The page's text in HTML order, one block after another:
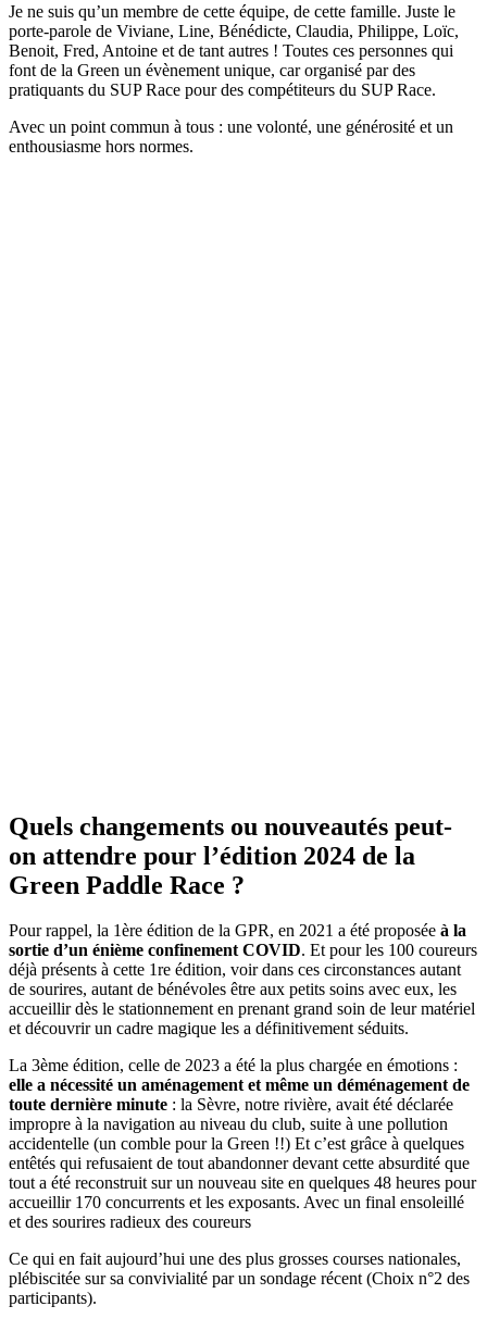
Je ne suis qu’un membre de cette équipe, de cette famille. Juste le
porte-parole de Viviane, Line, Bénédicte, Claudia, Philippe, Loïc,
Benoit, Fred, Antoine et de tant autres ! Toutes ces personnes qui
font de la Green un évènement unique, car organisé par des
pratiquants du SUP Race pour des compétiteurs du SUP Race.
Avec un point commun à tous : une volonté, une générosité et un
enthousiasme hors normes.
Quels changements ou nouveautés peut-
on attendre pour l’édition 2024 de la
Green Paddle Race ?
Pour rappel, la 1ère édition de la GPR, en 2021 a été proposée à la
sortie d’un énième confinement COVID. Et pour les 100 coureurs
déjà présents à cette 1re édition, voir dans ces circonstances autant
de sourires, autant de bénévoles être aux petits soins avec eux, les
accueillir dès le stationnement en prenant grand soin de leur matériel
et découvrir un cadre magique les a définitivement séduits.
La 3ème édition, celle de 2023 a été la plus chargée en émotions :
elle a nécessité un aménagement et même un déménagement de
toute dernière minute : la Sèvre, notre rivière, avait été déclarée
impropre à la navigation au niveau du club, suite à une pollution
accidentelle (un comble pour la Green !!) Et c’est grâce à quelques
entêtés qui refusaient de tout abandonner devant cette absurdité que
tout a été reconstruit sur un nouveau site en quelques 48 heures pour
accueillir 170 concurrents et les exposants. Avec un final ensoleillé
et des sourires radieux des coureurs
Ce qui en fait aujourd’hui une des plus grosses courses nationales,
plébiscitée sur sa convivialité par un sondage récent (Choix n°2 des
participants).